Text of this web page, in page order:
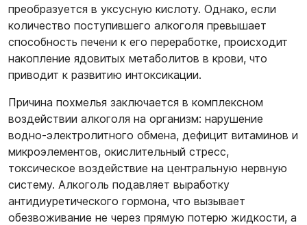
преобразуется в уксусную кислоту. Однако, если
количество поступившего алкоголя превышает
способность печени к его переработке, происходит
накопление ядовитых метаболитов в крови, что
приводит к развитию интоксикации.
Причина похмелья заключается в комплексном
воздействии алкоголя на организм: нарушение
водно-электролитного обмена, дефицит витаминов и
микроэлементов, окислительный стресс,
токсическое воздействие на центральную нервную
систему. Алкоголь подавляет выработку
антидиуретического гормона, что вызывает
обезвоживание не через прямую потерю жидкости, а